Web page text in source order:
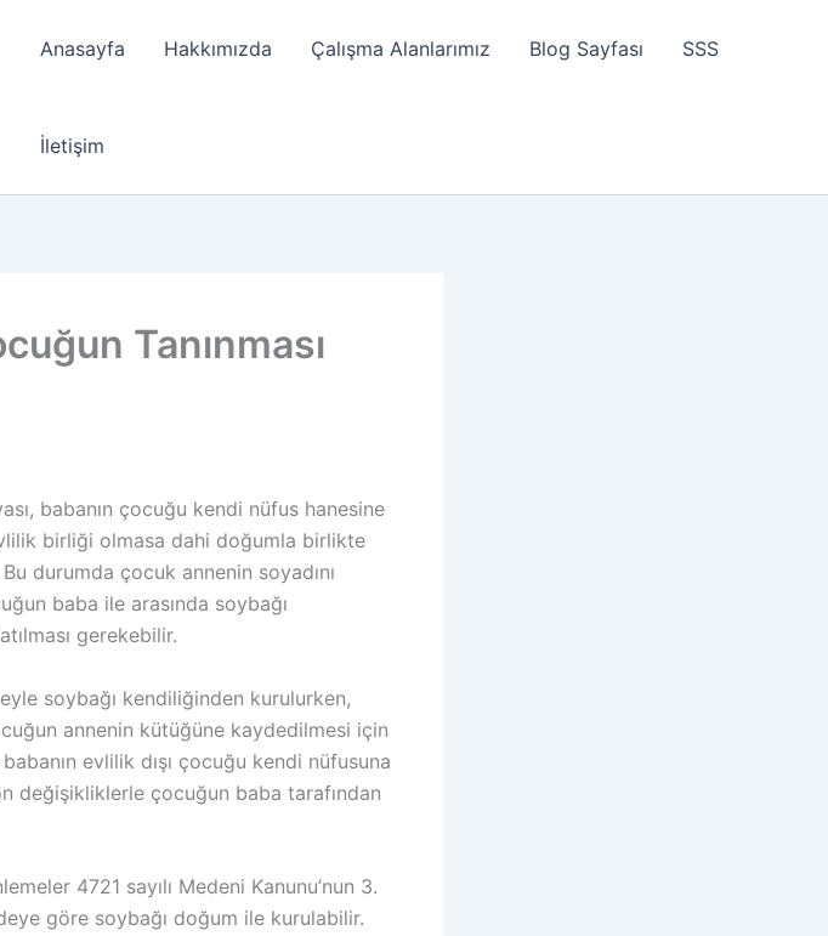
Anasayfa Hakkımızda Çalışma Alanlarımız Blog Sayfası SSS
İletişim
Tanınması
babanın çocuğu kendi nüfus hanesine
birliği olmasa dahi doğumla birlikte
durumda çocuk annenin soyadını
baba ile arasında soybağı
gerekebilir.
soybağı kendiliğinden kurulurken,
annenin kütüğüne kaydedilmesi için
evlilik dışı çocuğu kendi nüfusuna
değişikliklerle çocuğun baba tarafından
4721 sayılı Medeni Kanunu’nun 3.
göre soybağı doğum ile kurulabilir.